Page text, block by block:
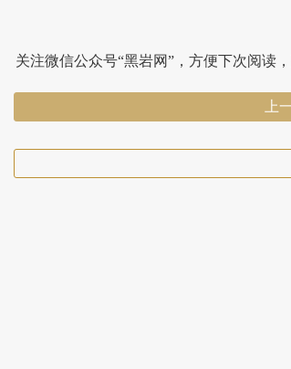
关注微信公众号“黑岩网”，方便下次阅读
上